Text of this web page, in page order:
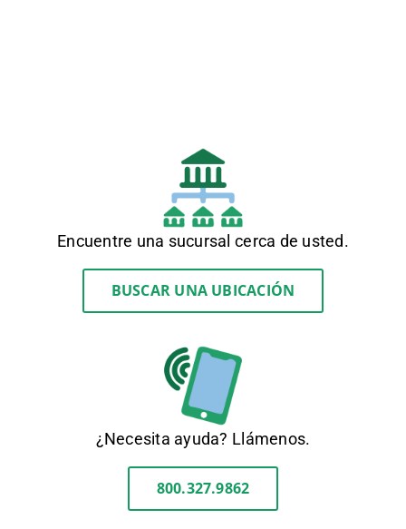
Encuentre una sucursal cerca de usted.
BUSCAR UNA UBICACIÓN
¿Necesita ayuda? Llámenos.
800.327.9862